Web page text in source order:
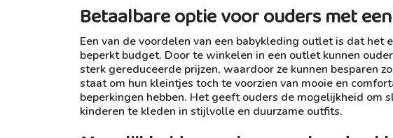
Betaalbare optie voor ouders met
Een van de voordelen van een babykleding outlet is dat het
beperkt budget. Door te winkelen in een outlet kunnen
sterk gereduceerde prijzen, waardoor ze kunnen besparen
staat om hun kleintjes toch te voorzien van mooie en
beperkingen hebben. Het geeft ouders de mogelijkheid om
kinderen te kleden in stijlvolle en duurzame outfits.